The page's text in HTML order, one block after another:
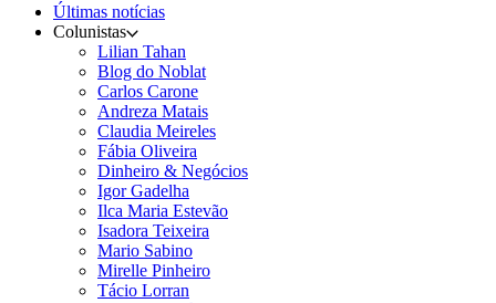
Últimas notícias
Colunistas
Lilian Tahan
Blog do Noblat
Carlos Carone
Andreza Matais
Claudia Meireles
Fábia Oliveira
Dinheiro & Negócios
Igor Gadelha
Ilca Maria Estevão
Isadora Teixeira
Mario Sabino
Mirelle Pinheiro
Tácio Lorran